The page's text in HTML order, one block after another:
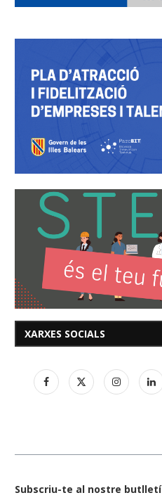
XARXES SOCIALS
Subscriu-te al nostre butlletí